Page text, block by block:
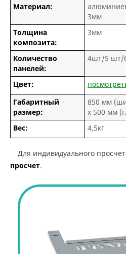
Материал:
3мм
Толщина
композита:
3мм
Количество
панелей:
4шт/5 шт/
Цвет:
Габаритный
размер:
850 мм
х 500 мм
Вес:
4,5кг
Для индивидуального
просчет.